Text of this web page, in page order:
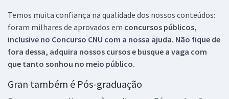
Temos muita confiança na qualidade dos nossos conteúdos:
foram milhares de aprovados em concursos públicos,
inclusive no Concurso CNU com a nossa ajuda. Não fique de
fora dessa, adquira nossos cursos e busque a vaga com
que tanto sonhou no meio público.
Gran também é Pós-graduação